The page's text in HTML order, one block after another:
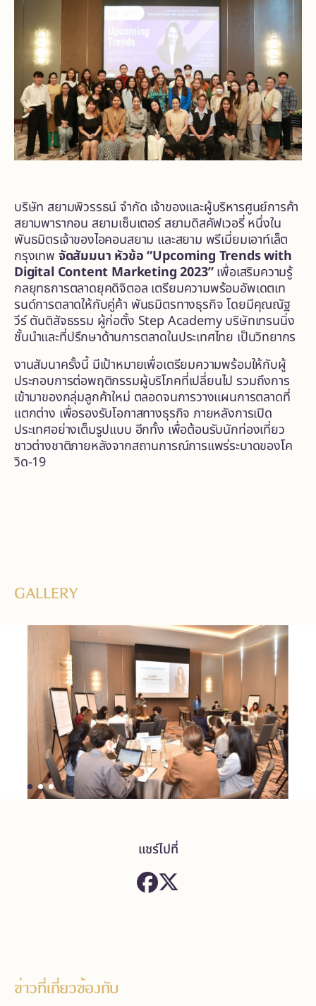
บริษัท สยามพิวรรธน์ จำกัด เจ้าของและผู้บริหารศูนย์การค้า
สยามพารากอน สยามเซ็นเตอร์ สยามดิสคัฟเวอรี่ หนึ่งใน
พันธมิตรเจ้าของไอคอนสยาม และสยาม พรีเมี่ยมเอาท์เล็ต
กรุงเทพ จัดสัมมนา หัวข้อ “Upcoming Trends with
Digital Content Marketing 2023”เพื่อเสริมความรู้
กลยุทธการตลาดยุคดิจิตอล เตรียมความพร้อมอัพเดตเท
รนด์การตลาดให้กับคู่ค้า พันธมิตรทางธุรกิจ โดยมีคุณณัฐ
วีร์ ตันติสัจธรรม ผู้ก่อตั้ง Step Academy บริษัทเทรนนิ่ง
ชั้นนำและที่ปรึกษาด้านการตลาดในประเทศไทย เป็นวิทยากร
งานสัมนาครั้งนี้ มีเป้าหมายเพื่อเตรียมความพร้อมให้กับผู้
ประกอบการต่อพฤติกรรมผู้บริโภคที่เปลี่ยนไป รวมถึงการ
เข้ามาของกลุ่มลูกค้าใหม่ ตลอดจนการวางแผนการตลาดที่
แตกต่าง เพื่อรองรับโอกาสทางธุรกิจ ภายหลังการเปิด
ประเทศอย่างเต็มรูปแบบ อีกทั้ง เพื่อต้อนรับนักท่องเที่ยว
ชาวต่างชาติภายหลังจากสถานการณ์การแพร่ระบาดของโค
วิด-19
GALLERY
แชร์ไปที่
ข่าวที่เกี่ยวข้องกับ